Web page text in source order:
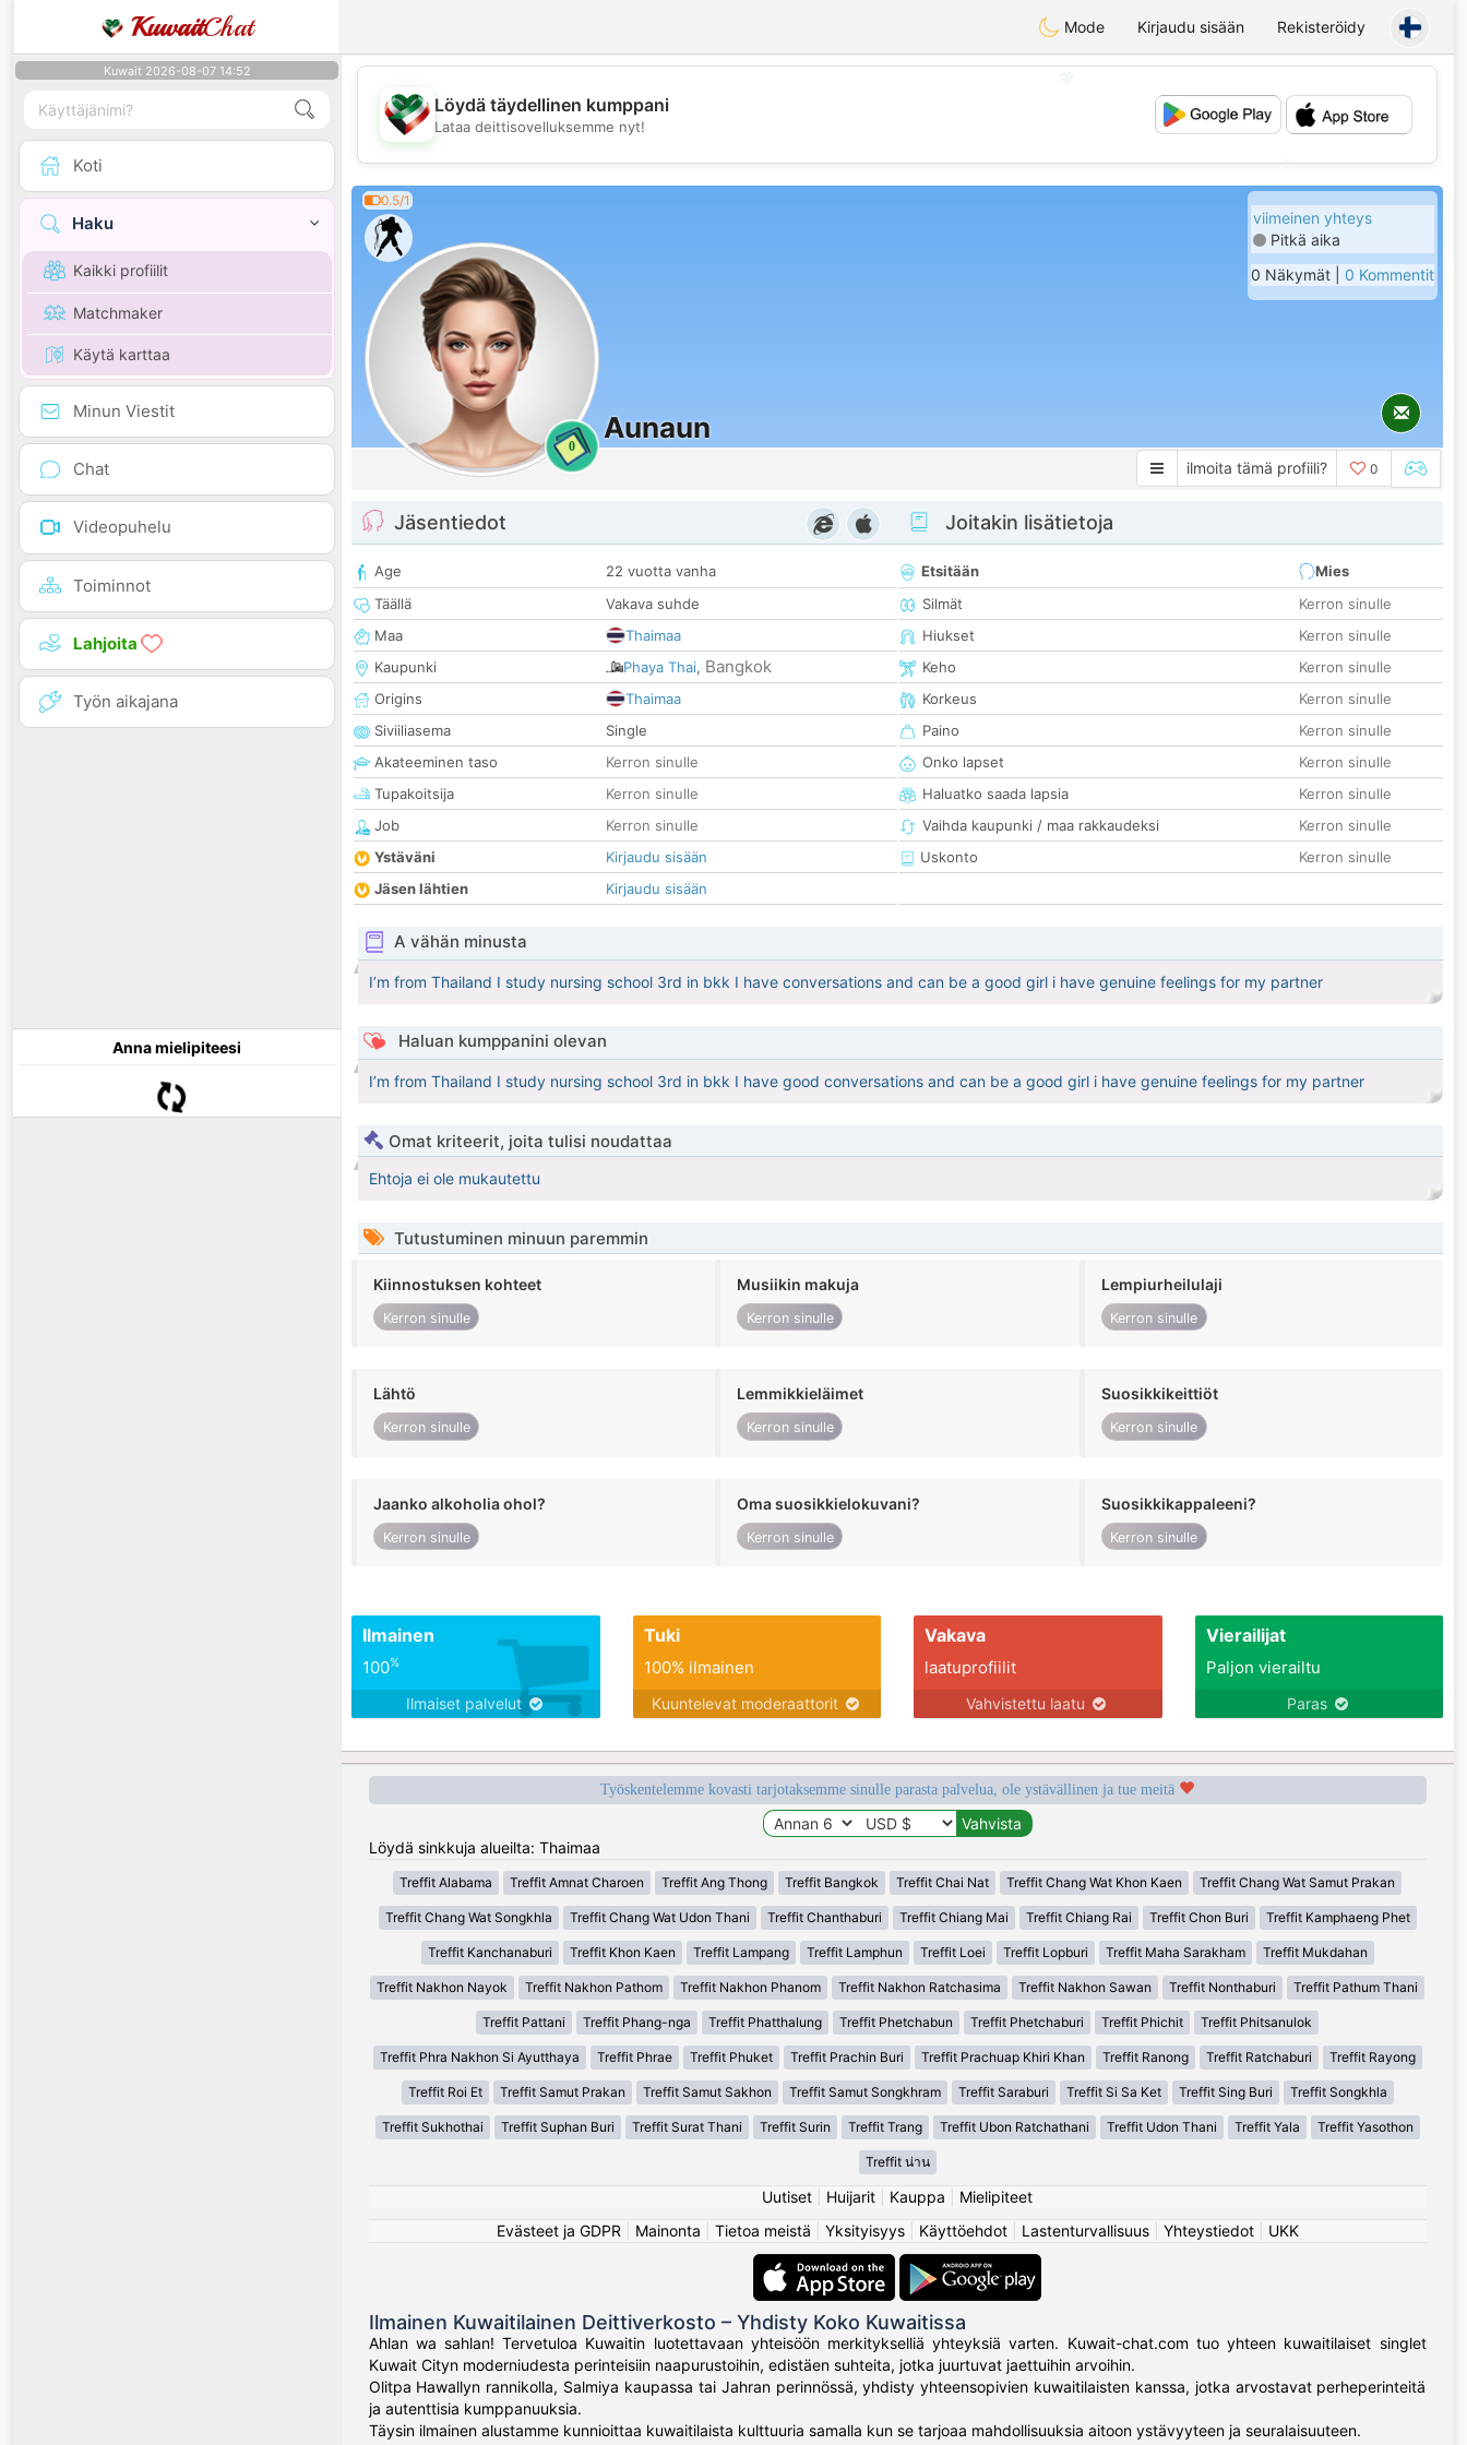
KuwaitChat Mode Kirjaudu sisään Rekisteröidy
Kuwait 2026-08-07 14:52
Koti
Haku
Kaikki profiilit
Matchmaker
Käytä karttaa
Minun Viestit
Chat
Videopuhelu
Toiminnot
Lahjoita
Työn aikajana
Anna mielipiteesi
💖
💕
Löydä täydellinen kumppani
Lataa deittisovelluksemme nyt!
0.5/1
0
Aunaun
viimeinen yhteys
Pitkä aika
0 Näkymät | 0 Kommentit
ilmoita tämä profiili? 0
Jäsentiedot
Age
22 vuotta vanha
Täällä
Vakava suhde
Maa
Thaimaa
Kaupunki
Phaya Thai, Bangkok
Origins
Thaimaa
Siviiliasema
Single
Akateeminen taso
Kerron sinulle
Tupakoitsija
Kerron sinulle
Job
Kerron sinulle
Ystäväni
Kirjaudu sisään
Jäsen lähtien
Kirjaudu sisään
Joitakin lisätietoja
Etsitään
Mies
Silmät
Kerron sinulle
Hiukset
Kerron sinulle
Keho
Kerron sinulle
Korkeus
Kerron sinulle
Paino
Kerron sinulle
Onko lapset
Kerron sinulle
Haluatko saada lapsia
Kerron sinulle
Vaihda kaupunki / maa rakkaudeksi
Kerron sinulle
Uskonto
Kerron sinulle
A vähän minusta
I’m from Thailand I study nursing school 3rd in bkk I have conversations and can be a good girl i have genuine feelings for my partner
Haluan kumppanini olevan
I’m from Thailand I study nursing school 3rd in bkk I have good conversations and can be a good girl i have genuine feelings for my partner
Omat kriteerit, joita tulisi noudattaa
Ehtoja ei ole mukautettu
Tutustuminen minuun paremmin
Kiinnostuksen kohteet
Kerron sinulle
Musiikin makuja
Kerron sinulle
Lempiurheilulaji
Kerron sinulle
Lähtö
Kerron sinulle
Lemmikkieläimet
Kerron sinulle
Suosikkikeittiöt
Kerron sinulle
Jaanko alkoholia ohol?
Kerron sinulle
Oma suosikkielokuvani?
Kerron sinulle
Suosikkikappaleeni?
Kerron sinulle
Ilmainen
100%
Ilmaiset palvelut
Tuki
100% ilmainen
Kuuntelevat moderaattorit
Vakava
laatuprofiilit
Vahvistettu laatu
Vierailijat
Paljon vierailtu
Paras
Työskentelemme kovasti tarjotaksemme sinulle parasta palvelua, ole ystävällinen ja tue meitä
Löydä sinkkuja alueilta: Thaimaa
Treffit Alabama Treffit Amnat Charoen Treffit Ang Thong Treffit Bangkok Treffit Chai Nat Treffit Chang Wat Khon Kaen Treffit Chang Wat Samut Prakan
Treffit Chang Wat Songkhla Treffit Chang Wat Udon Thani Treffit Chanthaburi Treffit Chiang Mai Treffit Chiang Rai Treffit Chon Buri Treffit Kamphaeng Phet
Treffit Kanchanaburi Treffit Khon Kaen Treffit Lampang Treffit Lamphun Treffit Loei Treffit Lopburi Treffit Maha Sarakham Treffit Mukdahan
Treffit Nakhon Nayok Treffit Nakhon Pathom Treffit Nakhon Phanom Treffit Nakhon Ratchasima Treffit Nakhon Sawan Treffit Nonthaburi Treffit Pathum Thani
Treffit Pattani Treffit Phang-nga Treffit Phatthalung Treffit Phetchabun Treffit Phetchaburi Treffit Phichit Treffit Phitsanulok
Treffit Phra Nakhon Si Ayutthaya Treffit Phrae Treffit Phuket Treffit Prachin Buri Treffit Prachuap Khiri Khan Treffit Ranong Treffit Ratchaburi Treffit Rayong
Treffit Roi Et Treffit Samut Prakan Treffit Samut Sakhon Treffit Samut Songkhram Treffit Saraburi Treffit Si Sa Ket Treffit Sing Buri Treffit Songkhla
Treffit Sukhothai Treffit Suphan Buri Treffit Surat Thani Treffit Surin Treffit Trang Treffit Ubon Ratchathani Treffit Udon Thani Treffit Yala Treffit Yasothon
Treffit น่าน
Uutiset Huijarit Kauppa
Mielipiteet
Evästeet ja GDPR
Mainonta Tietoa meistä Yksityisyys| Käyttöehdot| Lastenturvallisuus| Yhteystiedot| UKK
Ilmainen Kuwaitilainen Deittiverkosto – Yhdisty Koko Kuwaitissa
Ahlan wa sahlan! Tervetuloa Kuwaitin luotettavaan yhteisöön merkitykselliä yhteyksiä varten. Kuwait-chat.com tuo yhteen kuwaitilaiset singlet
Kuwait Cityn moderniudesta perinteisiin naapurustoihin, edistäen suhteita, jotka juurtuvat jaettuihin arvoihin.
Olitpa Hawallyn rannikolla, Salmiya kaupassa tai Jahran perinnössä, yhdisty yhteensopivien kuwaitilaisten kanssa, jotka arvostavat perheperinteitä
ja autenttisia kumppanuuksia.
Täysin ilmainen alustamme kunnioittaa kuwaitilaista kulttuuria samalla kun se tarjoaa mahdollisuuksia aitoon ystävyyteen ja seuralaisuuteen.